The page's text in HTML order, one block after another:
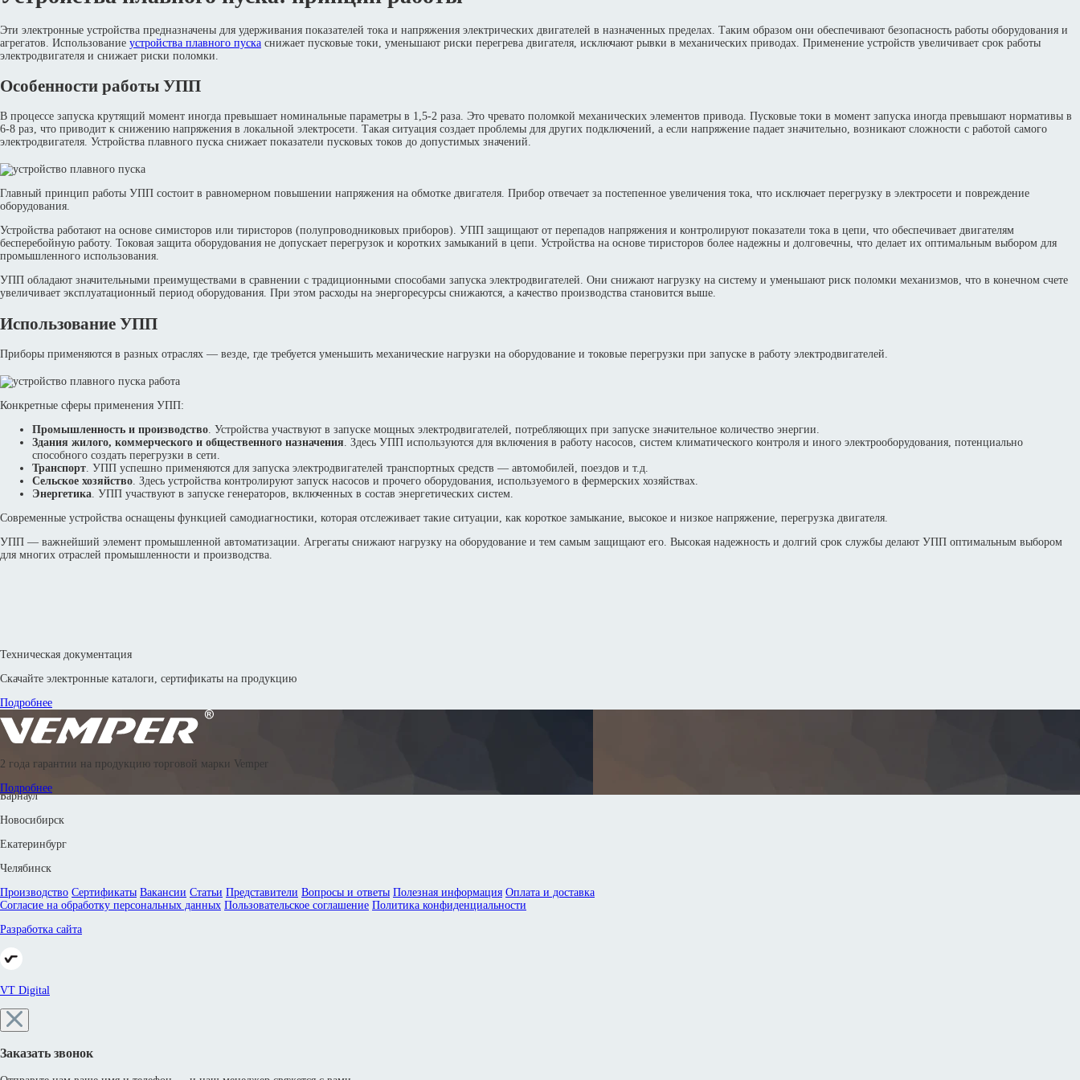
Эти электронные устройства предназначены для удерживания показателей тока и напряжения электрических двигателей в назначенных пределах. Таким образом они обеспечивают безопасность работы оборудования и
агрегатов. Использование устройства плавного пуска снижает пусковые токи, уменьшают риски перегрева двигателя, исключают рывки в механических приводах. Применение устройств увеличивает срок работы
электродвигателя и снижает риски поломки.
Особенности работы УПП
В процессе запуска крутящий момент иногда превышает номинальные параметры в 1,5-2 раза. Это чревато поломкой механических элементов привода. Пусковые токи в момент запуска иногда превышают нормативы в
6-8 раз, что приводит к снижению напряжения в локальной электросети. Такая ситуация создает проблемы для других подключений, а если напряжение падает значительно, возникают сложности с работой самого
электродвигателя. Устройства плавного пуска снижает показатели пусковых токов до допустимых значений.
Главный принцип работы УПП состоит в равномерном повышении напряжения на обмотке двигателя. Прибор отвечает за постепенное увеличения тока, что исключает перегрузку в электросети и повреждение
оборудования.
Устройства работают на основе симисторов или тиристоров (полупроводниковых приборов). УПП защищают от перепадов напряжения и контролируют показатели тока в цепи, что обеспечивает двигателям
бесперебойную работу. Токовая защита оборудования не допускает перегрузок и коротких замыканий в цепи. Устройства на основе тиристоров более надежны и долговечны, что делает их оптимальным выбором для
промышленного использования.
УПП обладают значительными преимуществами в сравнении с традиционными способами запуска электродвигателей. Они снижают нагрузку на систему и уменьшают риск поломки механизмов, что в конечном счете
увеличивает эксплуатационный период оборудования. При этом расходы на энергоресурсы снижаются, а качество производства становится выше.
Использование УПП
Приборы применяются в разных отраслях — везде, где требуется уменьшить механические нагрузки на оборудование и токовые перегрузки при запуске в работу электродвигателей.
Конкретные сферы применения УПП:
Промышленность и производство. Устройства участвуют в запуске мощных электродвигателей, потребляющих при запуске значительное количество энергии.
Здания жилого, коммерческого и общественного назначения. Здесь УПП используются для включения в работу насосов, систем климатического контроля и иного электрооборудования, потенциально
способного создать перегрузки в сети.
Транспорт. УПП успешно применяются для запуска электродвигателей транспортных средств — автомобилей, поездов и т.д.
Сельское хозяйство. Здесь устройства контролируют запуск насосов и прочего оборудования, используемого в фермерских хозяйствах.
Энергетика. УПП участвуют в запуске генераторов, включенных в состав энергетических систем.
Современные устройства оснащены функцией самодиагностики, которая отслеживает такие ситуации, как короткое замыкание, высокое и низкое напряжение, перегрузка двигателя.
УПП — важнейший элемент промышленной автоматизации. Агрегаты снижают нагрузку на оборудование и тем самым защищают его. Высокая надежность и долгий срок службы делают УПП оптимальным выбором
для многих отраслей промышленности и производства.
Техническая документация
Скачайте электронные каталоги, сертификаты на продукцию
Подробнее
2 года гарантии на продукцию торговой марки Vemper
Подробнее
8 800 302 88 24
8 800 302 42 83 8 800 302 67 18
8 (351) 799-58-33
Барнаул
Новосибирск
Екатеринбург
Челябинск
Производство Сертификаты Вакансии Статьи Представители Вопросы и ответы Полезная информация Оплата и доставка
Согласие на обработку персональных данных Пользовательское соглашение Политика конфиденциальности
Разработка сайта
VT Digital
Заказать звонок